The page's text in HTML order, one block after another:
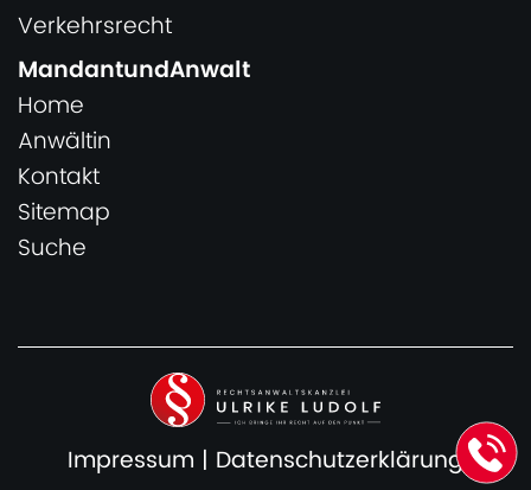
Verkehrsrecht
MandantundAnwalt
Home
Anwältin
Kontakt
Sitemap
Suche
Impressum | Datenschutzerklärung